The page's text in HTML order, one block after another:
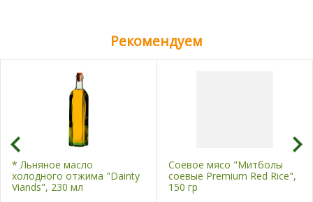
Рекомендуем
* Льняное масло
холодного отжима "Dainty
Viands", 230 мл
Соевое мясо "Митболы
соевые Premium Red Rice",
150 гр